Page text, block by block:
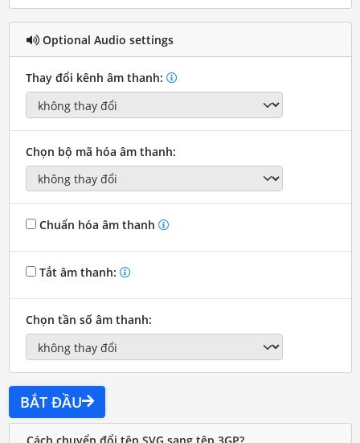
Optional Audio settings
Thay đổi kênh âm thanh:
Chọn bộ mã hóa âm thanh:
Chuẩn hóa âm thanh
Tắt âm thanh:
Chọn tần số âm thanh:
BẮT ĐẦU